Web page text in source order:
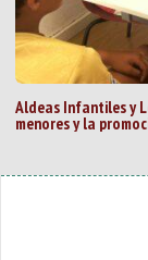
Aldeas Infantiles y
menores y la